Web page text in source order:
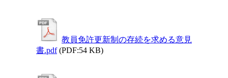
教員免許更新制の存続を求める意見
書.pdf (PDF:54 KB)